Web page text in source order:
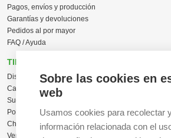
Sobre las cookies en
web
Usamos cookies para recolectar
información relacionada con el
Pagos, envíos y producción
Garantías y devoluciones
Pedidos al por mayor
FAQ / Ayuda
TIENDA ONLINE
Diseña en línea ahora
Camisetas personalizadas
Sudaderas personalizadas
Polos personalizados
Chaquetas Softshell
Ver todas las categorías